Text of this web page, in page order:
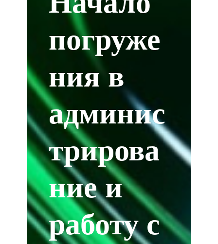
погруже
ния в
админис
трирова
ние и
работу с